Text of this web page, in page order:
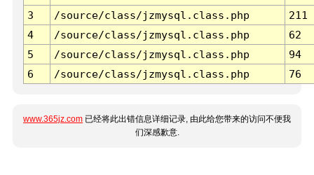
3 /source/class/jzmysql.class.php
211
4
/source/class/jzmysql.class.php
62
5
/source/class/jzmysql.class.php
94
6
/source/class/jzmysql.class.php 76
www.365jz.com 已经将此出错信息详细记录, 由此给您带来的访问不便我
们深感歉意.